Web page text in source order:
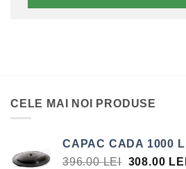
CELE MAI NOI PRODUSE
CAPAC CADA 1000
396.00LEI PREȚUL
308.00 LEI